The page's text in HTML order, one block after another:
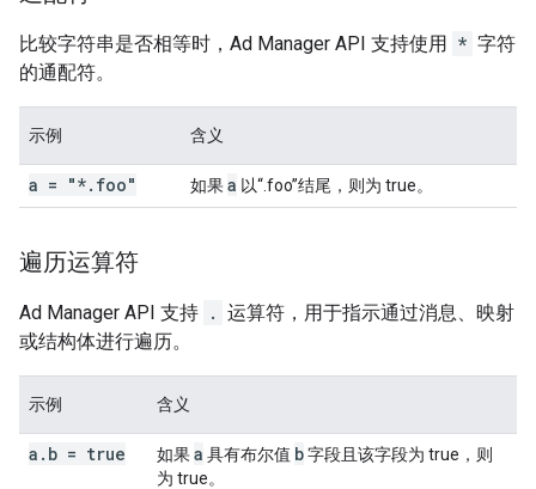
比较字符串是否相等时，Ad Manager API 支持使用 * 字符
的通配符。
示例 含义
a = "*. foo" 如果a 以“.foo”结尾，则为 true。
遍历运算符
Ad Manager API 支持 . 运算符，用于指示通过消息、映射
或结构体进行遍历。
示例 含义
a . b = true 如果a 具有布尔值 b字段且该字段为 true，则
为 true。